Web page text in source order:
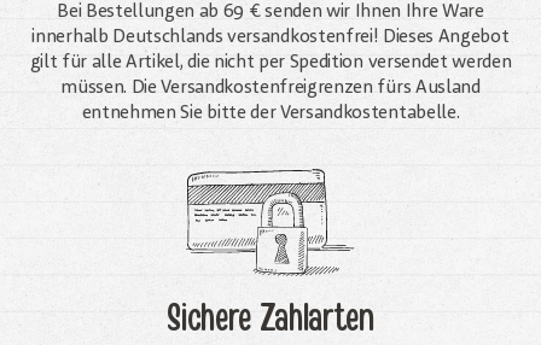
Bei Bestellungen ab 69 € senden wir Ihnen Ihre Ware
innerhalb Deutschlands versandkostenfrei! Dieses Angebot
gilt für alle Artikel, die nicht per Spedition versendet werden
müssen. Die Versandkosten­freigrenzen fürs Ausland
entnehmen Sie bitte der Versandkostentabelle.
Sichere Zahlarten